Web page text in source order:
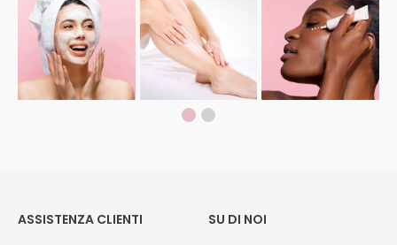
ASSISTENZA CLIENTI SU DI NOI